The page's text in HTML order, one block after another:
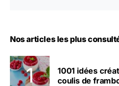
Nos articles les plus
1001 idées
coulis de